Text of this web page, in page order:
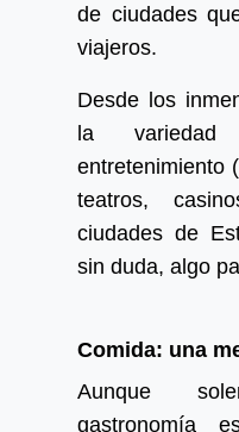
de ciudades
viajeros.
Desde los
la
entretenimiento
teatros,
ciudades de
sin duda, algo
Comida: una
Aunque
gastronomía